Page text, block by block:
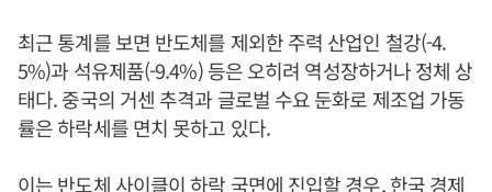
최근 통계를 보면 반도체를 제외한 주력 산업인 철강(-4.
5%)과 석유제품(-9.4%) 등은 오히려 역성장하거나 정체 상
태다. 중국의 거센 추격과 글로벌 수요 둔화로 제조업 가동
률은 하락세를 면치 못하고 있다.
이는 반도체 사이클이 하락 국면에 진입할 경우, 한국 경제